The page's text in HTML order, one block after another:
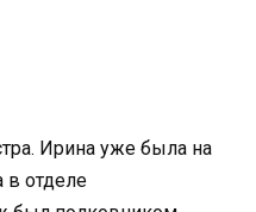
Ирина уже была на
в отделе